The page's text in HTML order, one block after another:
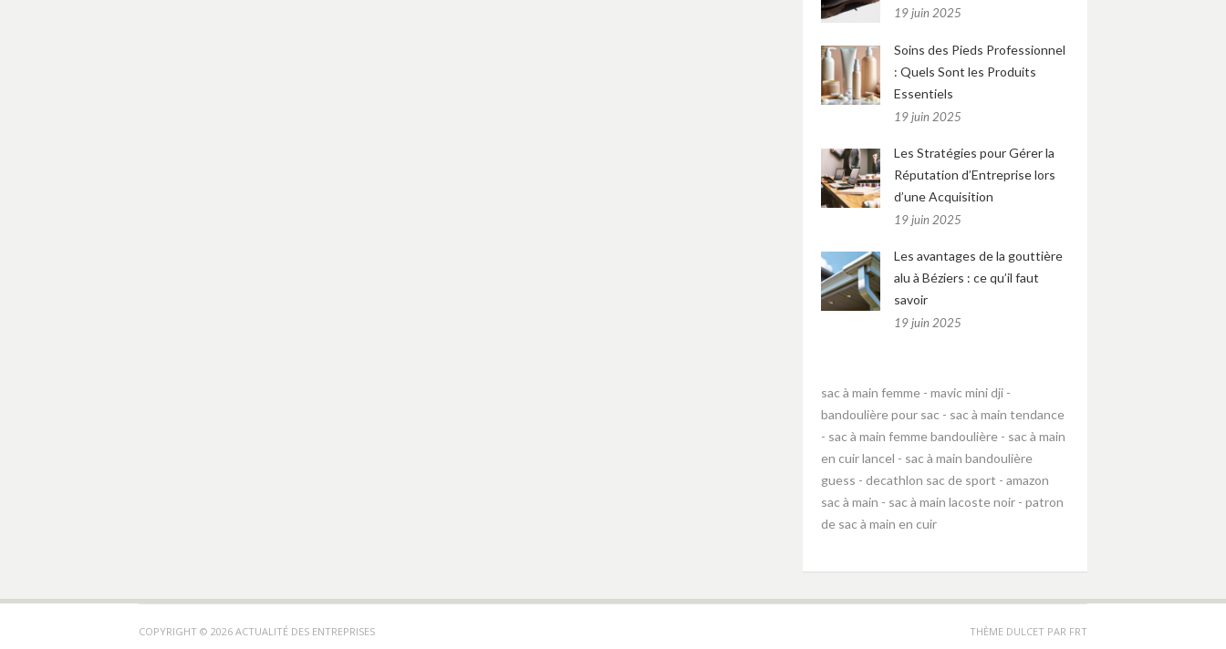
19 juin 2025
Soins des Pieds Professionnel
: Quels Sont les Produits
Essentiels
19 juin 2025
Les Stratégies pour Gérer la
Réputation d’Entreprise lors
d’une Acquisition
19 juin 2025
Les avantages de la gouttière
alu à Béziers : ce qu’il faut
savoir
19 juin 2025
sac à main femme - mavic mini dji -
bandoulière pour sac - sac à main tendance
- sac à main femme bandoulière - sac à main
en cuir lancel - sac à main bandoulière
guess - decathlon sac de sport - amazon
sac à main - sac à main lacoste noir - patron
de sac à main en cuir
COPYRIGHT © 2026 ACTUALITÉ DES ENTREPRISES THÈME DULCET PAR FRT